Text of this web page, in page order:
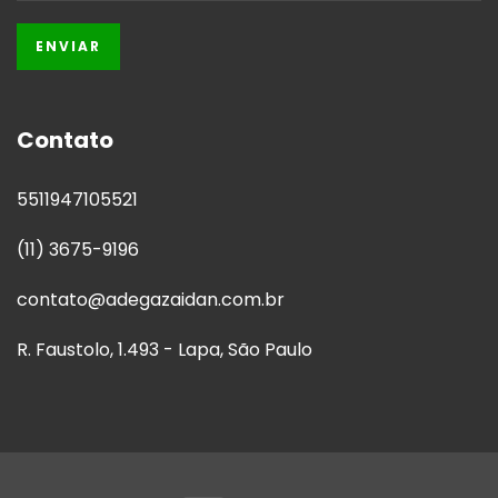
Contato
5511947105521
(11) 3675-9196
contato@adegazaidan.com.br
R. Faustolo, 1.493 - Lapa, São Paulo